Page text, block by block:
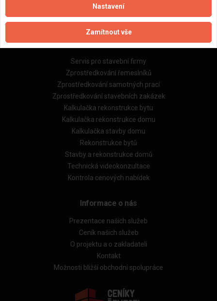
Reference
Naše excelové tabulky online
Naše služby
Servis pro stavební firmy
Zprostředkování řemeslníků
Zprostředkování samotných prací
Zprostředkování stavebních zakázek
Kalkulačka rekonstrukce bytu
Kalkulačka rekonstrukce domu
Kalkulačka stavby domu
Rekonstrukce bytů
Stavby a rekonstrukce domů
Technická videokonzultace
Kontrola cenových nabídek
Informace o nás
Prezentace našich služeb
Ceník našich služeb
O projektu a o zakladateli
Kontakt
Možnosti bližší obchodní spolupráce
Nastavení
Zamítnout vše